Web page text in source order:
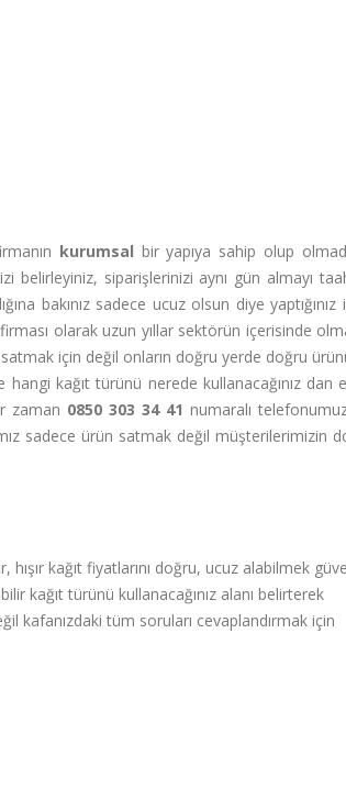
kurumsal bir yapıya sahip olup
belirleyiniz, siparişlerinizi aynı gün almayı
bakınız sadece ucuz olsun diye yaptığınız
olarak uzun yıllar sektörün içerisinde
için değil onların doğru yerde doğru
kağıt türünü nerede kullanacağınız dan
zaman 0850 303 34 41 numaralı
sadece ürün satmak değil müşterilerimizin
hışır kağıt fiyatlarını doğru, ucuz alabilmek
kağıt türünü kullanacağınız alanı belirterek
kafanızdaki tüm soruları cevaplandırmak için